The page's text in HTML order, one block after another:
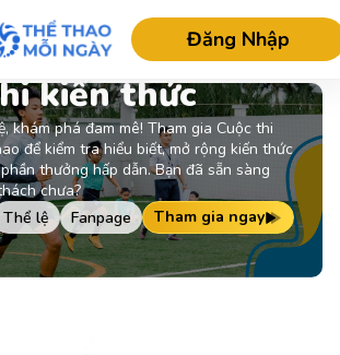
Đăng Nhập
kiến thức
khám phá đam mê! Tham gia Cuộc thi
để kiểm tra hiểu biết, mở rộng kiến thức
thưởng hấp dẫn. Bạn đã sẵn sàng
chưa?
Thể lệ Fanpage Tham gia ngay